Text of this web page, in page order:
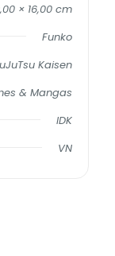
× 16,00 cm
Funko
Kaisen
& Mangas
IDK
VN